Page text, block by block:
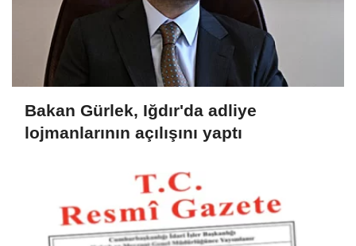
Bakan Gürlek, Iğdır'da adliye
lojmanlarının açılışını yaptı